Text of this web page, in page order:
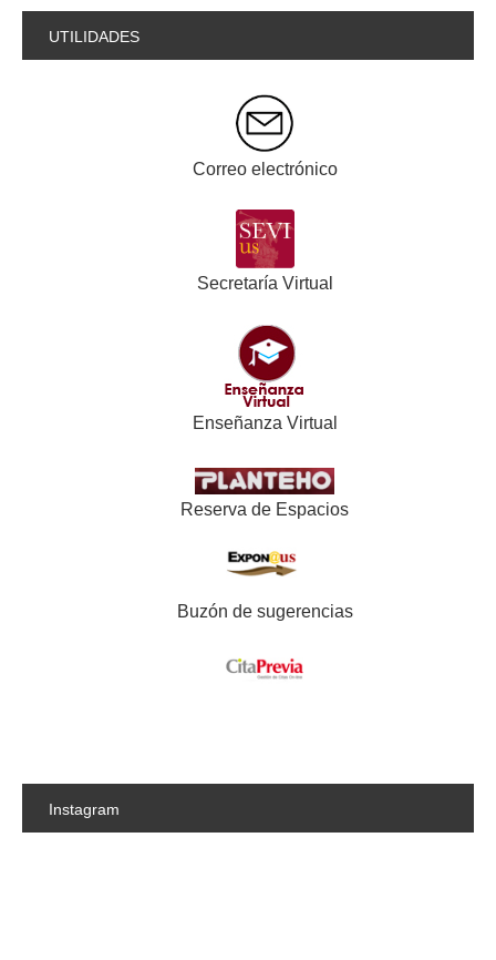
UTILIDADES
Correo electrónico
Secretaría Virtual
Enseñanza Virtual
Reserva de Espacios
Buzón de sugerencias
Instagram